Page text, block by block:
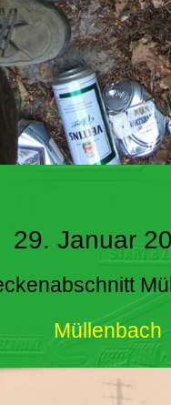
29. Januar
Müllenbach